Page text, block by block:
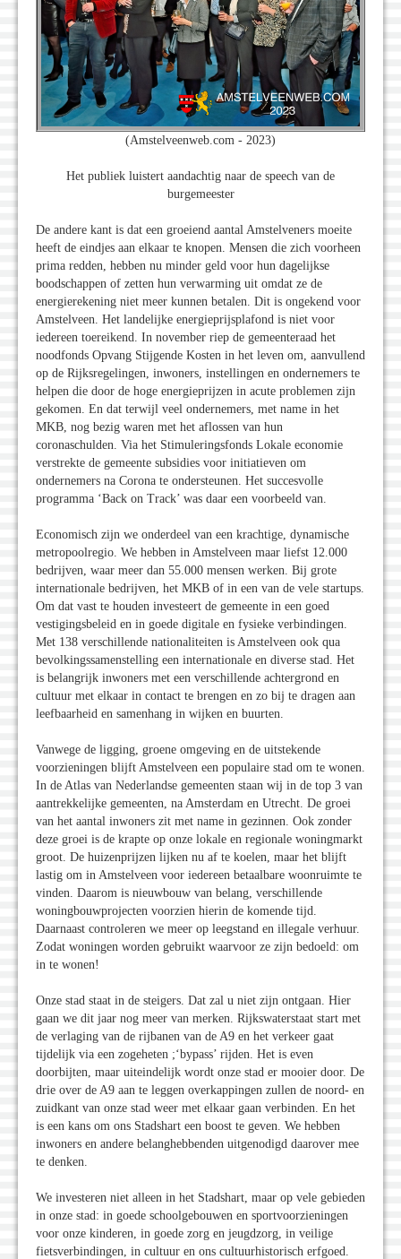
(Amstelveenweb.com - 2023)
Het publiek luistert aandachtig naar de speech van de
burgemeester
De andere kant is dat een groeiend aantal Amstelveners moeite
heeft de eindjes aan elkaar te knopen. Mensen die zich voorheen
prima redden, hebben nu minder geld voor hun dagelijkse
boodschappen of zetten hun verwarming uit omdat ze de
energierekening niet meer kunnen betalen. Dit is ongekend voor
Amstelveen. Het landelijke energieprijsplafond is niet voor
iedereen toereikend. In november riep de gemeenteraad het
noodfonds Opvang Stijgende Kosten in het leven om, aanvullend
op de Rijksregelingen, inwoners, instellingen en ondernemers te
helpen die door de hoge energieprijzen in acute problemen zijn
gekomen. En dat terwijl veel ondernemers, met name in het
MKB, nog bezig waren met het aflossen van hun
coronaschulden. Via het Stimuleringsfonds Lokale economie
verstrekte de gemeente subsidies voor initiatieven om
ondernemers na Corona te ondersteunen. Het succesvolle
programma ‘Back on Track’ was daar een voorbeeld van.
Economisch zijn we onderdeel van een krachtige, dynamische
metropoolregio. We hebben in Amstelveen maar liefst 12.000
bedrijven, waar meer dan 55.000 mensen werken. Bij grote
internationale bedrijven, het MKB of in een van de vele startups.
Om dat vast te houden investeert de gemeente in een goed
vestigingsbeleid en in goede digitale en fysieke verbindingen.
Met 138 verschillende nationaliteiten is Amstelveen ook qua
bevolkingssamenstelling een internationale en diverse stad. Het
is belangrijk inwoners met een verschillende achtergrond en
cultuur met elkaar in contact te brengen en zo bij te dragen aan
leefbaarheid en samenhang in wijken en buurten.
Vanwege de ligging, groene omgeving en de uitstekende
voorzieningen blijft Amstelveen een populaire stad om te wonen.
In de Atlas van Nederlandse gemeenten staan wij in de top 3 van
aantrekkelijke gemeenten, na Amsterdam en Utrecht. De groei
van het aantal inwoners zit met name in gezinnen. Ook zonder
deze groei is de krapte op onze lokale en regionale woningmarkt
groot. De huizenprijzen lijken nu af te koelen, maar het blijft
lastig om in Amstelveen voor iedereen betaalbare woonruimte te
vinden. Daarom is nieuwbouw van belang, verschillende
woningbouwprojecten voorzien hierin de komende tijd.
Daarnaast controleren we meer op leegstand en illegale verhuur.
Zodat woningen worden gebruikt waarvoor ze zijn bedoeld: om
in te wonen!
Onze stad staat in de steigers. Dat zal u niet zijn ontgaan. Hier
gaan we dit jaar nog meer van merken. Rijkswaterstaat start met
de verlaging van de rijbanen van de A9 en het verkeer gaat
tijdelijk via een zogeheten ;‘bypass’ rijden. Het is even
doorbijten, maar uiteindelijk wordt onze stad er mooier door. De
drie over de A9 aan te leggen overkappingen zullen de noord- en
zuidkant van onze stad weer met elkaar gaan verbinden. En het
is een kans om ons Stadshart een boost te geven. We hebben
inwoners en andere belanghebbenden uitgenodigd daarover mee
te denken.
We investeren niet alleen in het Stadshart, maar op vele gebieden
in onze stad: in goede schoolgebouwen en sportvoorzieningen
voor onze kinderen, in goede zorg en jeugdzorg, in veilige
fietsverbindingen, in cultuur en ons cultuurhistorisch erfgoed.